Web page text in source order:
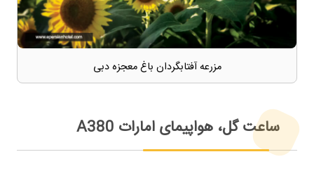
مزرعه آفتابگردان باغ معجزه دبی
ساعت گل، هواپیمای امارات A380